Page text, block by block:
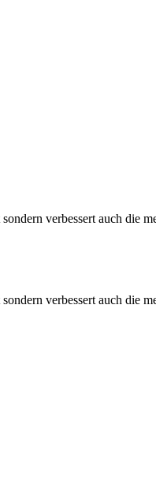
verbessert auch
verbessert auch